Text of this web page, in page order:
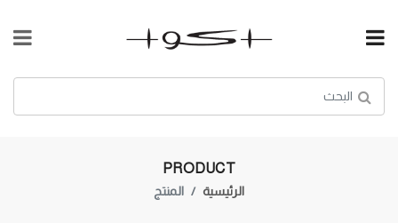
PRODUCT
الرئيسية المنتج